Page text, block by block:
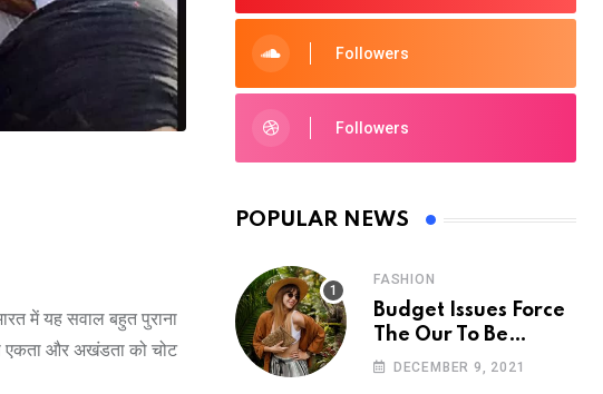
में यह सवाल बहुत पुराना
एकता और अखंडता को चोट
Followers
Followers
POPULAR NEWS
FASHION
Budget Issues Force
The Our To Be
Cancelled
DECEMBER 9, 2021